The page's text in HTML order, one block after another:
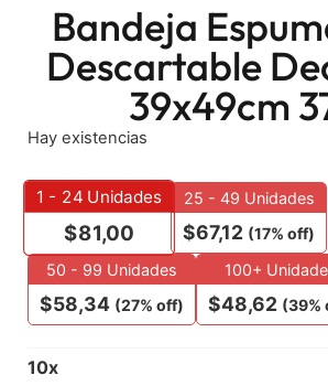
Bandeja
Descartable
39x49cm
Hay existencias
1 - 24 Unidades
$81,00
25 - 49 Unidades
$67,12 (17% off)
50 - 99 Unidades
$58,34 (27% off)
100+
$48,62 (39%
10x